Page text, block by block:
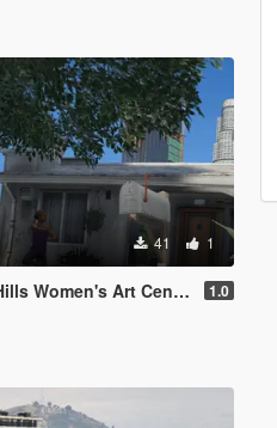
41 1
Women's Art Center 1.0